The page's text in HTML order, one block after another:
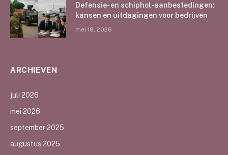
Defensie- en schiphol-aanbestedingen:
kansen en uitdagingen voor bedrijven
mei 18, 2026
ARCHIEVEN
juli 2026
mei 2026
september 2025
augustus 2025